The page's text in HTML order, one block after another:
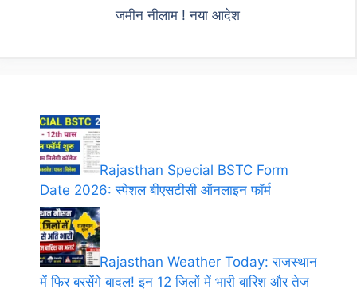
जमीन नीलाम ! नया आदेश
Rajasthan Special BSTC Form
Date 2026: स्पेशल बीएसटीसी ऑनलाइन फॉर्म
Rajasthan Weather Today: राजस्थान
में फिर बरसेंगे बादल! इन 12 जिलों में भारी बारिश और तेज